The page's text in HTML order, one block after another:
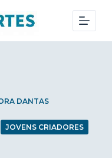
DANTAS
JOVENS CRIADORES